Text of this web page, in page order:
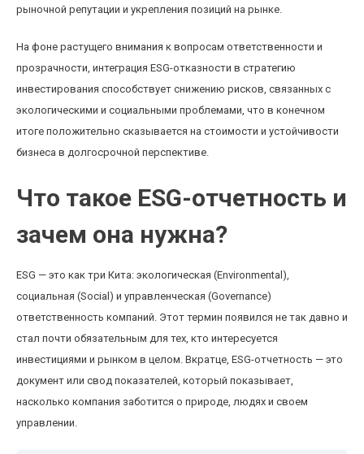
рыночной репутации и укрепления позиций на рынке.
На фоне растущего внимания к вопросам ответственности и
прозрачности, интеграция ESG-отказности в стратегию
инвестирования способствует снижению рисков, связанных с
экологическими и социальными проблемами, что в конечном
итоге положительно сказывается на стоимости и устойчивости
бизнеса в долгосрочной перспективе.
Что такое ESG-отчетность и
зачем она нужна?
ESG — это как три Кита: экологическая (Environmental),
социальная (Social) и управленческая (Governance)
ответственность компаний. Этот термин появился не так давно и
стал почти обязательным для тех, кто интересуется
инвестициями и рынком в целом. Вкратце, ESG-отчетность — это
документ или свод показателей, который показывает,
насколько компания заботится о природе, людях и своем
управлении.